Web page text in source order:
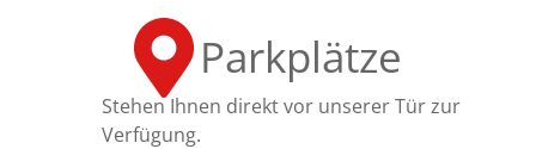
Parkplätze
Stehen Ihnen direkt vor unserer Tür zur
Verfügung.